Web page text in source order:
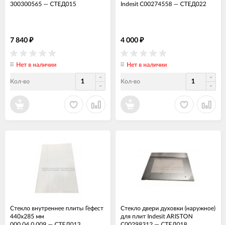
300300565 — СТЕД015
7 840 ₽
Нет в наличии
Кол-во
Indesit C00274558 — СТЕД022
4 000 ₽
Нет в наличии
Кол-во
Стекло внутреннее плиты Гефест
440x285 мм
Стекло двери духовки (наружное)
для плит Indesit ARISTON